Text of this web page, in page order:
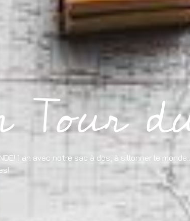
Tour
1 an avec notre sac à dos, à sillonner le